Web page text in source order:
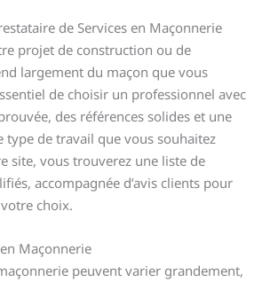
de Services en Maçonnerie
projet de construction ou de
largement du maçon que vous
de choisir un professionnel avec
des références solides et une
type de travail que vous souhaitez
site, vous trouverez une liste de
accompagnée d’avis clients pour
choix.
Maçonnerie
peuvent varier grandement,